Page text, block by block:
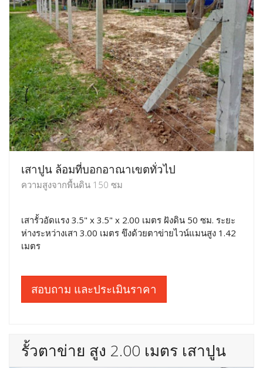
เสาปูน ล้อมที่บอกอาณาเขตทั่วไป
ความสูงจากพื้นดิน 150 ซม
เสารั้วอัดแรง 3.5" x 3.5" x 2.00 เมตร ฝังดิน 50 ซม. ระยะ
ห่างระหว่างเสา 3.00 เมตร ขึงด้วยตาข่ายไวน์แมนสูง 1.42
เมตร
สอบถาม และประเมินราคา
รั้วตาข่าย สูง 2.00 เมตร เสาปูน